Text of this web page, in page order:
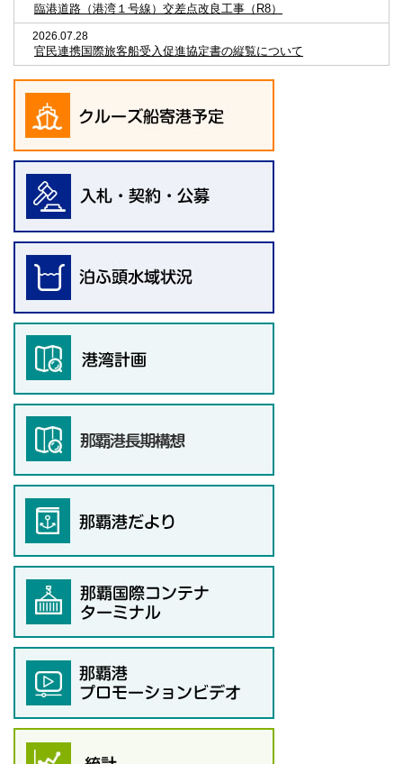
臨港道路（港湾１号線）交差点改良工事（R8）
2026.07.28
官民連携国際旅客船受入促進協定書の縦覧について